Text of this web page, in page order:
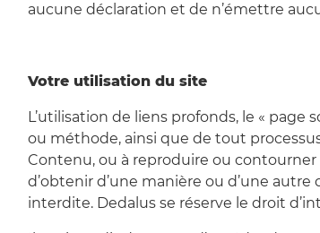
aucune déclaration et de n’émettre
Votre utilisation du site
L’utilisation de liens profonds, le «
ou méthode, ainsi que de tout
Contenu, ou à reproduire ou
d’obtenir d’une manière ou d’une
interdite. Dedalus se réserve le droit